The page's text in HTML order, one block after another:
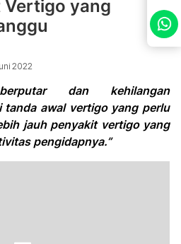
Vertigo yang
2022
dan kehilangan
tanda awal vertigo yang perlu
jauh penyakit vertigo yang
pengidapnya.”